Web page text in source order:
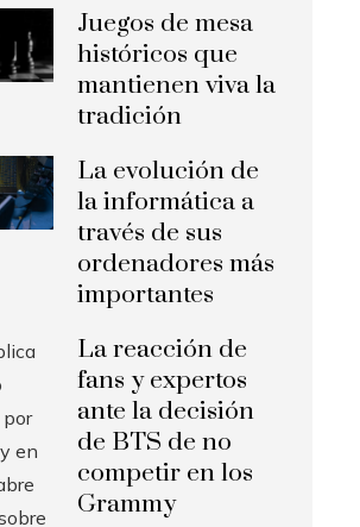
Juegos de mesa
históricos que
mantienen viva la
tradición
La evolución de
la informática a
través de sus
ordenadores más
importantes
La reacción de
fans y expertos
ante la decisión
de BTS de no
competir en los
Grammy